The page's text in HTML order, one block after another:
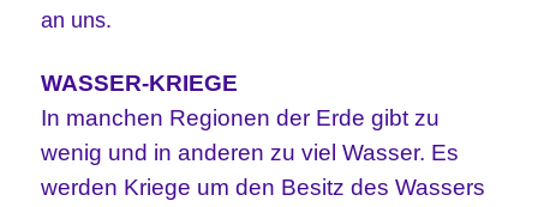
an uns.
WASSER-KRIEGE
In manchen Regionen der Erde gibt zu
wenig und in anderen zu viel Wasser. Es
werden Kriege um den Besitz des Wassers